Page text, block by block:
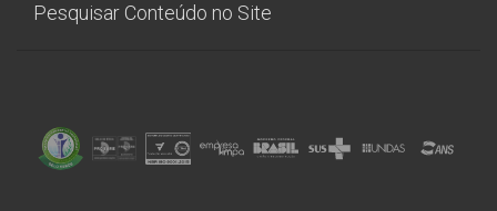
Pesquisar Conteúdo no Site